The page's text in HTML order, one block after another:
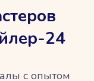
24
с опытом